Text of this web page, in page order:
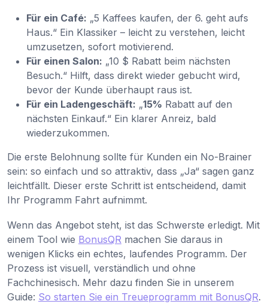
Für ein Café: „5 Kaffees kaufen, der 6. geht aufs
Haus.“ Ein Klassiker – leicht zu verstehen, leicht
umzusetzen, sofort motivierend.
Für einen Salon: „10 $ Rabatt beim nächsten
Besuch.“ Hilft, dass direkt wieder gebucht wird,
bevor der Kunde überhaupt raus ist.
Für ein Ladengeschäft: „15% Rabatt auf den
nächsten Einkauf.“ Ein klarer Anreiz, bald
wiederzukommen.
Die erste Belohnung sollte für Kunden ein No-Brainer
sein: so einfach und so attraktiv, dass „Ja“ sagen ganz
leichtfällt. Dieser erste Schritt ist entscheidend, damit
Ihr Programm Fahrt aufnimmt.
Wenn das Angebot steht, ist das Schwerste erledigt. Mit
einem Tool wie BonusQR machen Sie daraus in
wenigen Klicks ein echtes, laufendes Programm. Der
Prozess ist visuell, verständlich und ohne
Fachchinesisch. Mehr dazu finden Sie in unserem
Guide: So starten Sie ein Treueprogramm mit BonusQR.